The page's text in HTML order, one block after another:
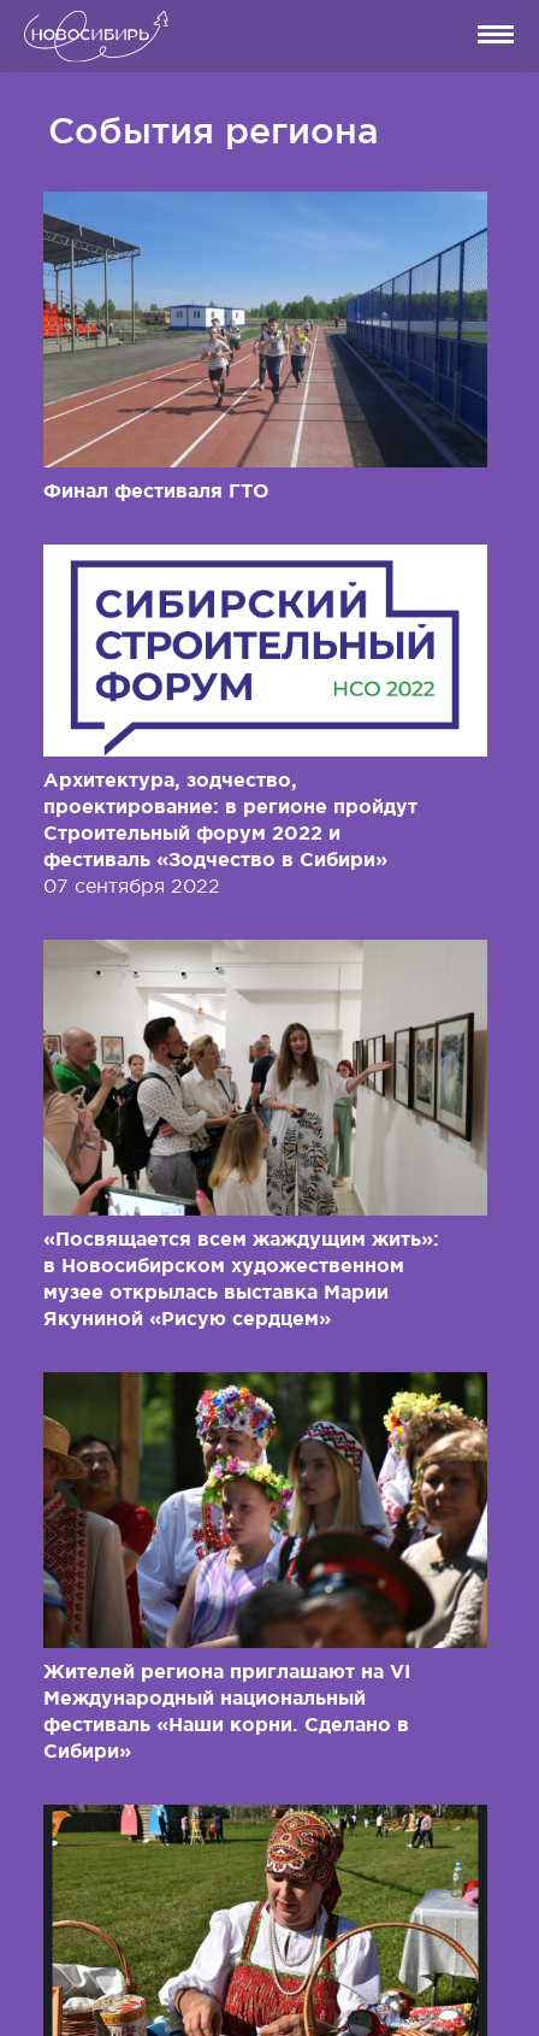
События региона
Финал фестиваля ГТО
Архитектура, зодчество,
проектирование: в регионе пройдут
Строительный форум 2022 и
фестиваль «Зодчество в Сибири»
07 сентября 2022
«Посвящается всем жаждущим жить»:
в Новосибирском художественном
музее открылась выставка Марии
Якуниной «Рисую сердцем»
Жителей региона приглашают на VI
Международный национальный
фестиваль «Наши корни. Сделано в
Сибири»